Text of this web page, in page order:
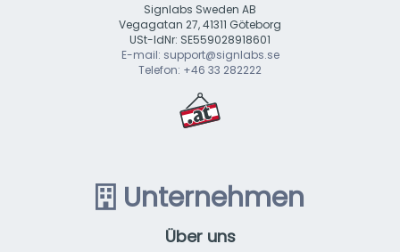
Signlabs Sweden AB
Vegagatan 27, 41311 Göteborg
USt-IdNr: SE559028918601
E-mail: support@signlabs.se
Telefon: +46 33 282222
Unternehmen
Über uns